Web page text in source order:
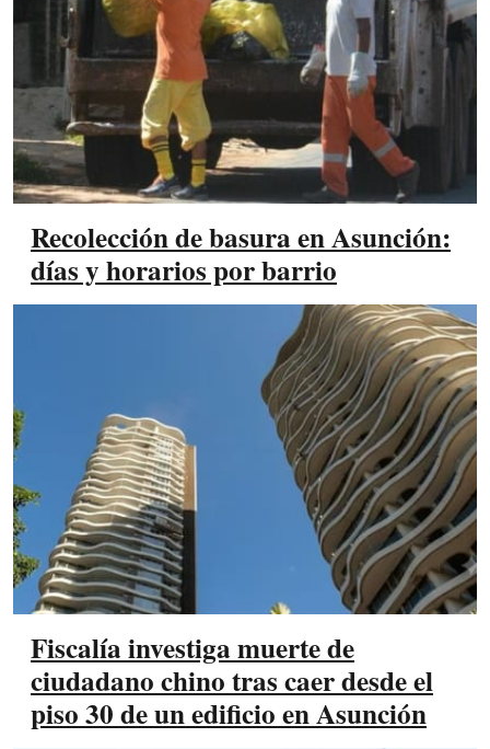
Recolección de basura en Asunción:
días y horarios por barrio
Fiscalía investiga muerte de
ciudadano chino tras caer desde el
piso 30 de un edificio en Asunción